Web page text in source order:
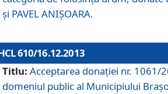
şi PAVEL ANIŞOARA.
610/16.12.2013
Titlu: Acceptarea donaţiei nr. 1061/
domeniul public al Municipiului